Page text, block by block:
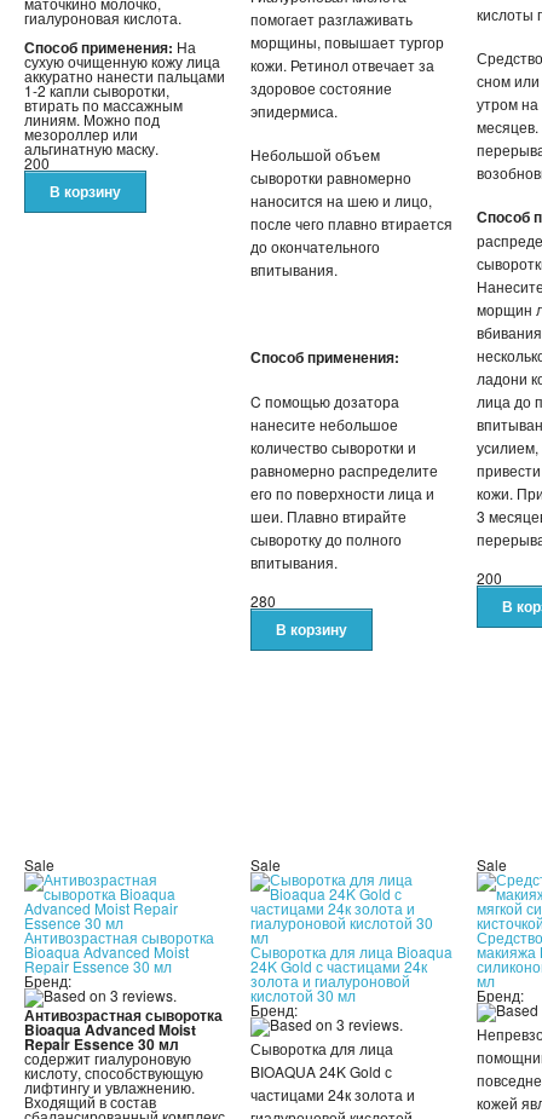
гиалуроновая кислота.
Способ применения: На
сухую очищенную кожу лица
аккуратно нанести пальцами
1-2 капли сыворотки,
втирать по массажным
линиям. Можно под
мезороллер или
альгинатную маску.
200
помогает разглаживать
морщины, повышает тургор
кожи. Ретинол отвечает за
здоровое состояние
эпидермиса.
Небольшой объем
сыворотки равномерно
наносится на шею и лицо,
после чего плавно втирается
до окончательного
впитывания.
Способ применения:
C помощью дозатора
нанесите небольшое
количество сыворотки и
равномерно распределите
его по поверхности лица и
шеи. Плавно втирайте
сыворотку до полного
впитывания.
280
кислоты
сном
утром
Способ
морщин
ладони
лица до
кожи.
3
200
Sale
Антивозрастная сыворотка
Bioaqua Advanced Moist
Repair Essence 30 мл
Бренд:
Антивозрастная сыворотка
Bioaqua Advanced Moist
Repair Essence 30 мл
содержит гиалуроновую
кислоту, способствующую
лифтингу и увлажнению.
Входящий в состав
Sale
Сыворотка для лица Bioaqua
24K Gold с частицами 24к
золота и гиалуроновой
кислотой 30 мл
Бренд:
Сыворотка для лица
BIOAQUA 24K Gold с
частицами 24к золота и
Sale
макияжа
мл
Бренд:
кожей